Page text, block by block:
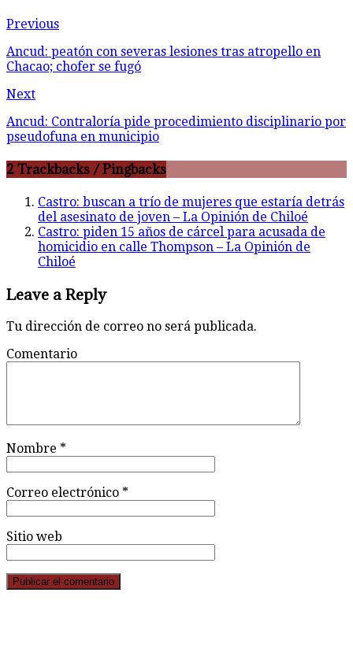
Previous
Ancud: peatón con severas lesiones tras atropello en
Chacao; chofer se fugó
Next
Ancud: Contraloría pide procedimiento disciplinario por
pseudofuna en municipio
2 Trackbacks / Pingbacks
Castro: buscan a trío de mujeres que estaría detrás
del asesinato de joven – La Opinión de Chiloé
Castro: piden 15 años de cárcel para acusada de
homicidio en calle Thompson – La Opinión de
Chiloé
Leave a Reply
Tu dirección de correo no será publicada.
Comentario
Nombre *
Correo electrónico *
Sitio web